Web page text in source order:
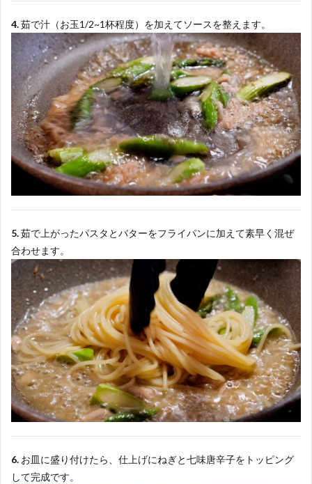
4.茹で汁（お玉1/2~1杯程度）を加えてソースを整えます。
5.茹で上がったパスタとバターをフライパンに加えて素早く混ぜ
合わせます。
6. お皿に盛り付けたら、仕上げにねぎと七味唐辛子をトッピング
して完成です。